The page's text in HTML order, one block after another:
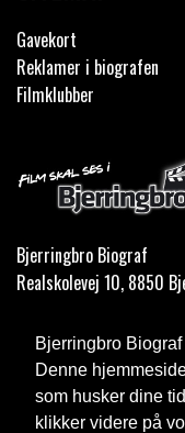
Bjerringbro
Denne
som husker dine
klikker videre på
Gavekort
Reklamer i biografen
Filmklubber
Bjerringbro Biograf
Realskolevej 10, 8850
Telefon:35 11 59 59
Email:
Cookie- og